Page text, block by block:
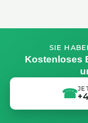
SIE
Kostenloses
☎